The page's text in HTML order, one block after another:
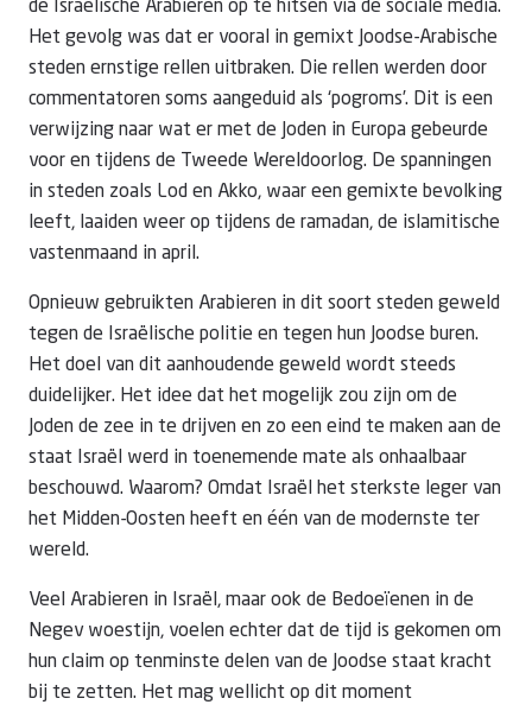
de Israëlische Arabieren op te hitsen via de sociale media.
Het gevolg was dat er vooral in gemixt Joodse-Arabische
steden ernstige rellen uitbraken. Die rellen werden door
commentatoren soms aangeduid als ‘pogroms’. Dit is een
verwijzing naar wat er met de Joden in Europa gebeurde
voor en tijdens de Tweede Wereldoorlog. De spanningen
in steden zoals Lod en Akko, waar een gemixte bevolking
leeft, laaiden weer op tijdens de ramadan, de islamitische
vastenmaand in april.
Opnieuw gebruikten Arabieren in dit soort steden geweld
tegen de Israëlische politie en tegen hun Joodse buren.
Het doel van dit aanhoudende geweld wordt steeds
duidelijker. Het idee dat het mogelijk zou zijn om de
Joden de zee in te drijven en zo een eind te maken aan de
staat Israël werd in toenemende mate als onhaalbaar
beschouwd. Waarom? Omdat Israël het sterkste leger van
het Midden-Oosten heeft en één van de modernste ter
wereld.
Veel Arabieren in Israël, maar ook de Bedoeïenen in de
Negev woestijn, voelen echter dat de tijd is gekomen om
hun claim op tenminste delen van de Joodse staat kracht
bij te zetten. Het mag wellicht op dit moment